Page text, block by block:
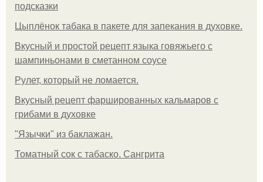
подсказки
Цыплёнок табака в пакете для запекания в духовке.
Вкусный и простой рецепт языка говяжьего с
шампиньонами в сметанном соусе
Рулет, который не ломается.
Вкусный рецепт фаршированных кальмаров с
грибами в духовке
"Язычки" из баклажан.
Томатный сок с табаско. Сангрита